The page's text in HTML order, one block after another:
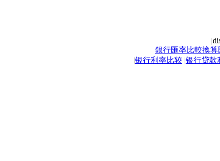
|
銀行匯率比較換算
|银行利率比较 |银行贷款